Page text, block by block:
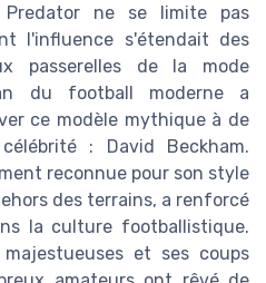
Predator ne se limite pas
l'influence s'étendait des
passerelles de la mode
du football moderne a
ce modèle mythique à de
: David Beckham.
reconnue pour son style
des terrains, a renforcé
la culture footballistique.
et ses coups